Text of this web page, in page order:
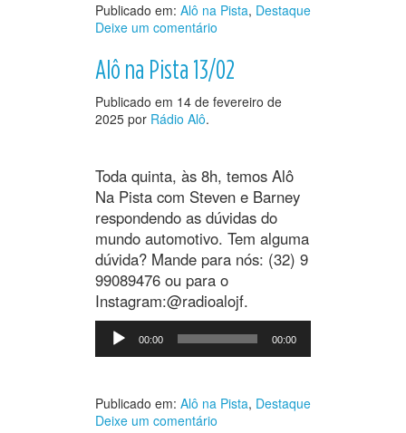
Publicado em: Alô na Pista, Destaque
Deixe um comentário
Alô na Pista 13/02
Publicado em 14 de fevereiro de
2025 por Rádio Alô.
Toda quinta, às 8h, temos Alô
Na Pista com Steven e Barney
respondendo as dúvidas do
mundo automotivo. Tem alguma
dúvida? Mande para nós: (32) 9
99089476 ou para o
Instagram:@radioalojf.
Tocador
áudio
00:00 00:00
Publicado em: Alô na Pista, Destaque
Deixe um comentário